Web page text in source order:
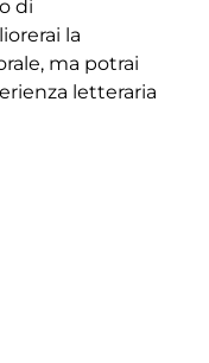
di
la
ma potrai
letteraria